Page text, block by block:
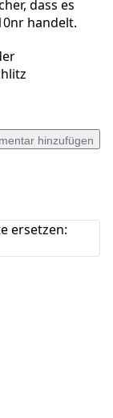
dass es
handelt.
hinzufügen